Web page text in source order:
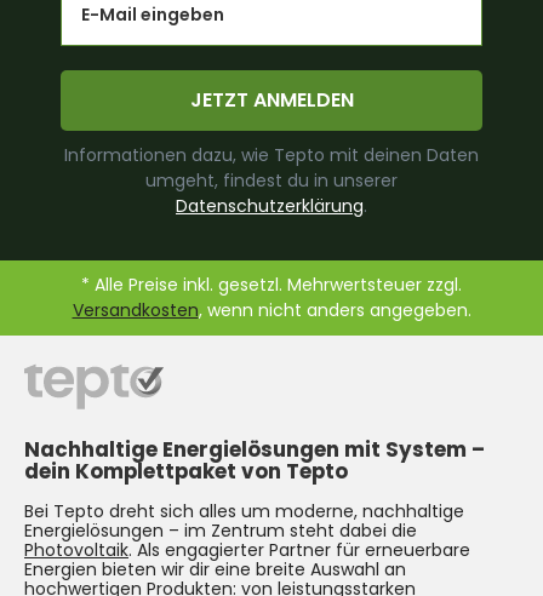
JETZT ANMELDEN
Informationen dazu, wie Tepto mit deinen Daten
umgeht, findest du in unserer
Datenschutzerklärung.
* Alle Preise inkl. gesetzl. Mehrwertsteuer zzgl.
Versandkosten, wenn nicht anders angegeben.
Nachhaltige Energielösungen mit System –
dein Komplettpaket von Tepto
Bei Tepto dreht sich alles um moderne, nachhaltige
Energielösungen – im Zentrum steht dabei die
Photovoltaik. Als engagierter Partner für erneuerbare
Energien bieten wir dir eine breite Auswahl an
hochwertigen Produkten: von leistungsstarken